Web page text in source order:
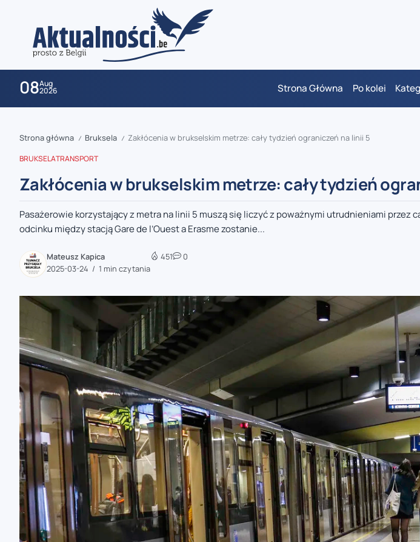
08Aug
2026 Strona Główna Po kolei
zaobserwuj nas
zaobserwuj nas
zaobserwuj nas
zaobserwuj nas
Strona główna / Bruksela / Zakłócenia w brukselskim metrze: cały tydzień ograniczeń na linii 5
BRUKSELATRANSPORT
Zakłócenia w brukselskim metrze: cały tydzień
Pasażerowie korzystający z metra na linii 5 muszą się liczyć z poważnymi utrudnieniami przez
odcinku między stacją Gare de l’Ouest a Erasme zostanie...
Mateusz Kapica
2025-03-24
1 min czytania
451 0